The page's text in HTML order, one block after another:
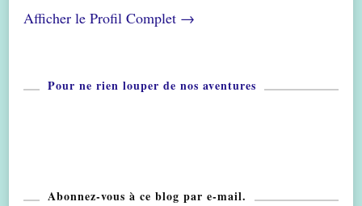
Afficher le Profil Complet →
Pour ne rien louper de nos aventures
Abonnez-vous à ce blog par e-mail.